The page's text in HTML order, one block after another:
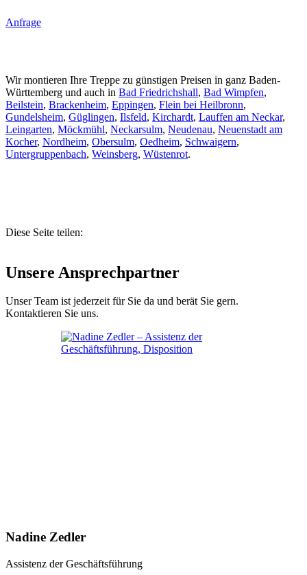
Anfrage
Wir montieren Ihre Treppe zu günstigen Preisen in ganz Baden-
Württemberg und auch in Bad Friedrichshall, Bad Wimpfen,
Beilstein, Brackenheim, Eppingen, Flein bei Heilbronn,
Gundelsheim, Güglingen, Ilsfeld, Kirchardt, Lauffen am Neckar,
Leingarten, Möckmühl, Neckarsulm, Neudenau, Neuenstadt am
Kocher, Nordheim, Obersulm, Oedheim, Schwaigern,
Untergruppenbach, Weinsberg, Wüstenrot.
Diese Seite teilen:
Unsere Ansprechpartner
Unser Team ist jederzeit für Sie da und berät Sie gern.
Kontaktieren Sie uns.
Nadine Zedler
Assistenz der Geschäftsführung